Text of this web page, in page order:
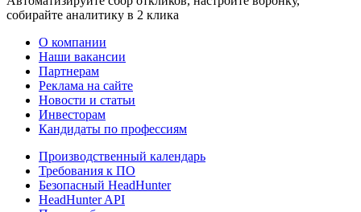
собирайте аналитику в 2 клика
О компании
Наши вакансии
Партнерам
Реклама на сайте
Новости и статьи
Инвесторам
Кандидаты по профессиям
Производственный календарь
Требования к ПО
Безопасный HeadHunter
HeadHunter API